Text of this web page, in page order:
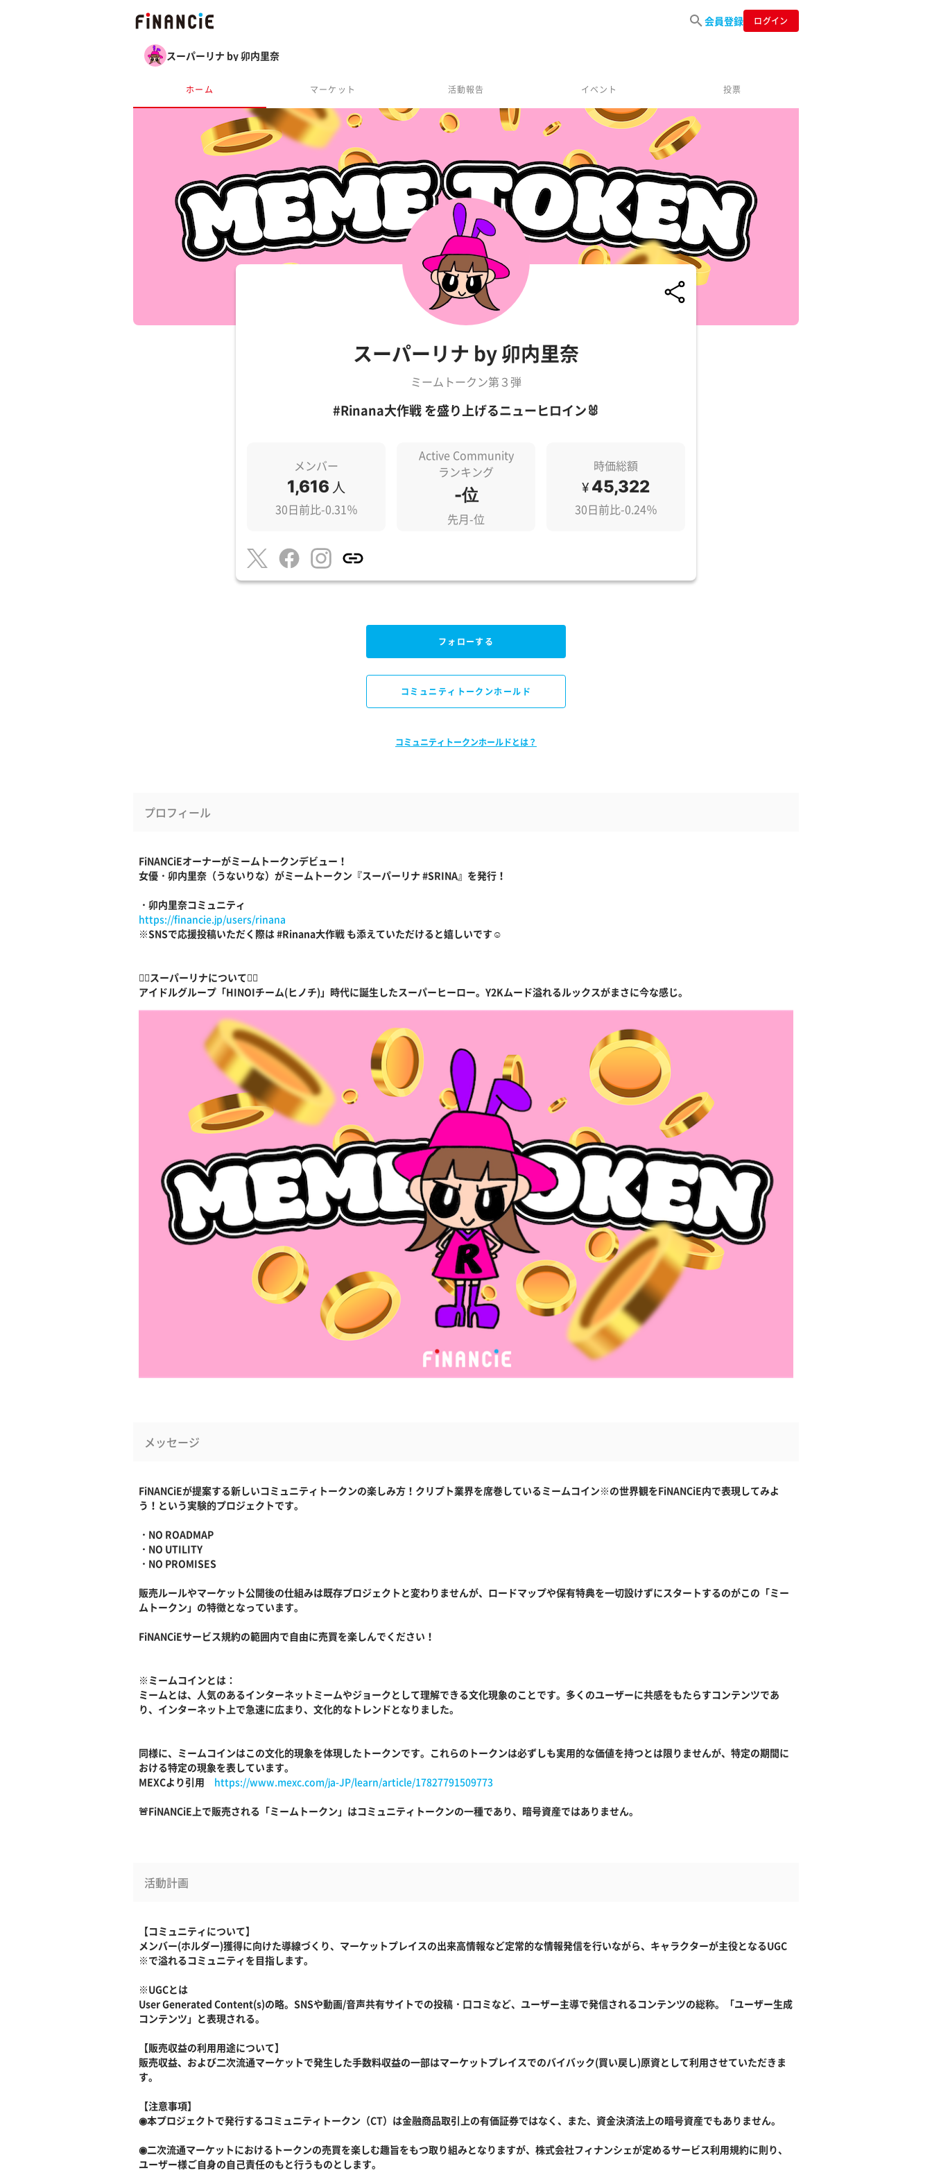
会員登録 ログイン
スーパーリナ by 卯内里奈
ホーム マーケット 活動報告 イベント 投票
スーパーリナ by 卯内里奈
ミームトークン第３弾
#Rinana大作戦 を盛り上げるニューヒロイン🐰
メンバー
1,616 人
30日前比-0.31％
Active Community
ランキング
-位
先月-位
時価総額
¥45,322
30日前比-0.24％
フォローする
コミュニティトークンホールド
コミュニティトークンホールドとは？
プロフィール
FiNANCiEオーナーがミームトークンデビュー！
女優・卯内里奈（うないりな）がミームトークン『スーパーリナ #SRINA』を発行！
・卯内里奈コミュニティ
https://financie.jp/users/rinana
※SNSで応援投稿いただく際は #Rinana大作戦 も添えていただけると嬉しいです☺️
🦸‍♀️スーパーリナについて🦸‍♀️
アイドルグループ「HINOIチーム(ヒノチ)」時代に誕生したスーパーヒーロー。Y2Kムード溢れるルックスがまさに今な感じ。
メッセージ
FiNANCiEが提案する新しいコミュニティトークンの楽しみ方！クリプト業界を席巻しているミームコイン※の世界観をFiNANCiE内で表現してみよ
う！という実験的プロジェクトです。
・NO ROADMAP
・NO UTILITY
・NO PROMISES
販売ルールやマーケット公開後の仕組みは既存プロジェクトと変わりませんが、ロードマップや保有特典を一切設けずにスタートするのがこの「ミー
ムトークン」の特徴となっています。
FiNANCiEサービス規約の範囲内で自由に売買を楽しんでください！
※ミームコインとは：
ミームとは、人気のあるインターネットミームやジョークとして理解できる文化現象のことです。多くのユーザーに共感をもたらすコンテンツであ
り、インターネット上で急速に広まり、文化的なトレンドとなりました。
同様に、ミームコインはこの文化的現象を体現したトークンです。これらのトークンは必ずしも実用的な価値を持つとは限りませんが、特定の期間に
おける特定の現象を表しています。
MEXCより引用 https://www.mexc.com/ja-JP/learn/article/17827791509773
🚨FiNANCiE上で販売される「ミームトークン」はコミュニティトークンの一種であり、暗号資産ではありません。
活動計画
【コミュニティについて】
メンバー(ホルダー)獲得に向けた導線づくり、マーケットプレイスの出来高情報など定常的な情報発信を行いながら、キャラクターが主役となるUGC
※で溢れるコミュニティを目指します。
※UGCとは
User Generated Content(s)の略。SNSや動画/音声共有サイトでの投稿・口コミなど、ユーザー主導で発信されるコンテンツの総称。「ユーザー生成
コンテンツ」と表現される。
【販売収益の利用用途について】
販売収益、および二次流通マーケットで発生した手数料収益の一部はマーケットプレイスでのバイバック(買い戻し)原資として利用させていただきま
す。
【注意事項】
◉本プロジェクトで発行するコミュニティトークン（CT）は金融商品取引上の有価証券ではなく、また、資金決済法上の暗号資産でもありません。
◉二次流通マーケットにおけるトークンの売買を楽しむ趣旨をもつ取り組みとなりますが、株式会社フィナンシェが定めるサービス利用規約に則り、
ユーザー様ご自身の自己責任のもと行うものとします。